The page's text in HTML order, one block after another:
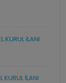
KURUL İLANI
KURUL İLANI